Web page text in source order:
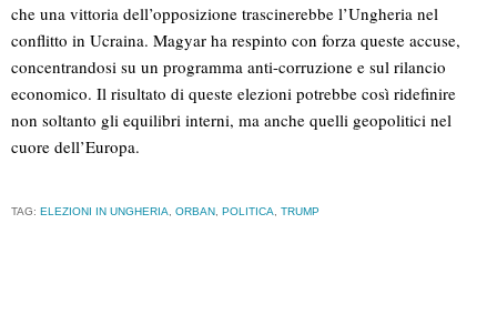
che una vittoria dell’opposizione trascinerebbe l’Ungheria nel
conflitto in Ucraina. Magyar ha respinto con forza queste accuse,
concentrandosi su un programma anti-corruzione e sul rilancio
economico. Il risultato di queste elezioni potrebbe così ridefinire
non soltanto gli equilibri interni, ma anche quelli geopolitici nel
cuore dell’Europa.
TAG: ELEZIONI IN UNGHERIA, ORBAN, POLITICA, TRUMP